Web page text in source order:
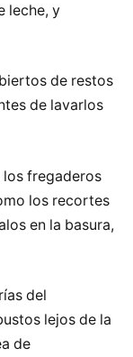
leche, y
de restos
de lavarlos
los fregaderos
los recortes
en la basura,
del
lejos de la
de